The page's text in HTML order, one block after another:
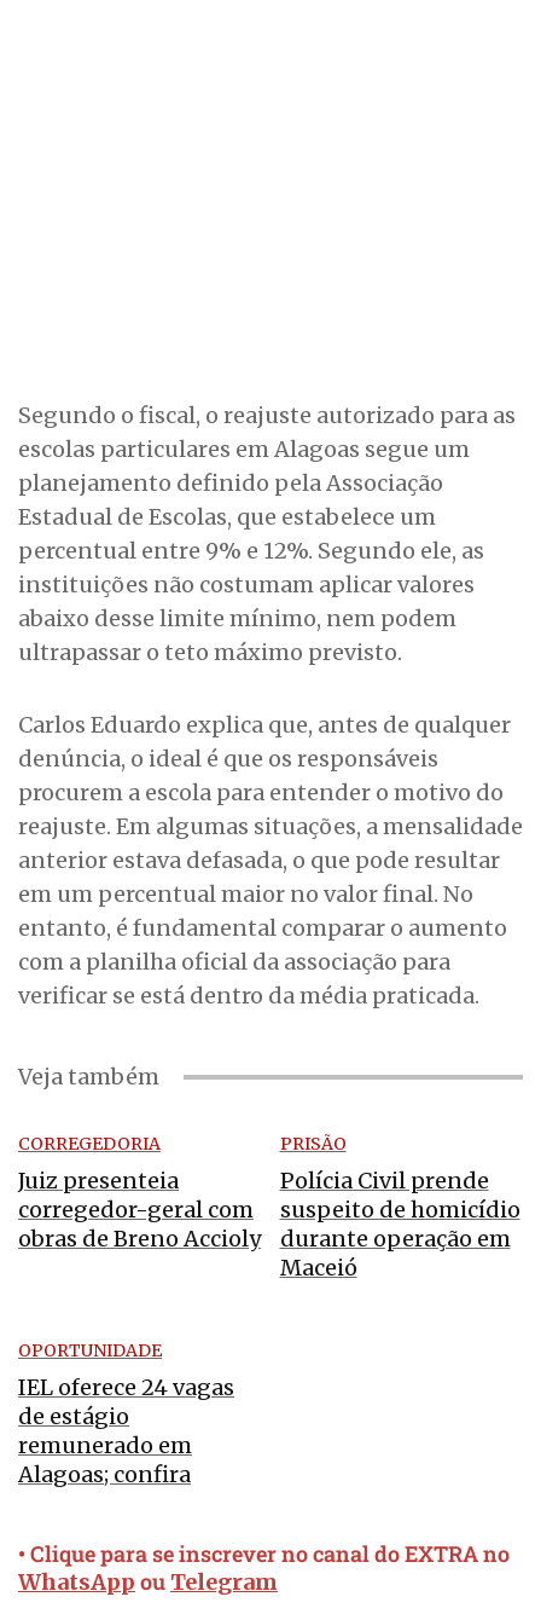
Segundo o fiscal, o reajuste autorizado para as
escolas particulares em Alagoas segue um
planejamento definido pela Associação
Estadual de Escolas, que estabelece um
percentual entre 9% e 12%. Segundo ele, as
instituições não costumam aplicar valores
abaixo desse limite mínimo, nem podem
ultrapassar o teto máximo previsto.
Carlos Eduardo explica que, antes de qualquer
denúncia, o ideal é que os responsáveis
procurem a escola para entender o motivo do
reajuste. Em algumas situações, a mensalidade
anterior estava defasada, o que pode resultar
em um percentual maior no valor final. No
entanto, é fundamental comparar o aumento
com a planilha oficial da associação para
verificar se está dentro da média praticada.
Veja também
CORREGEDORIA
Juiz presenteia
corregedor-geral com
obras de Breno Accioly
PRISÃO
Polícia Civil prende
suspeito de homicídio
durante operação em
Maceió
OPORTUNIDADE
IEL oferece 24 vagas
de estágio
remunerado em
Alagoas; confira
• Clique para se inscrever no canal do EXTRA no
WhatsApp ou Telegram